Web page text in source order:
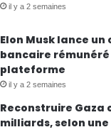
il y a 2 semaines
Elon Musk lance un
bancaire rémunéré
plateforme
il y a 2 semaines
Reconstruire Gaza
milliards, selon